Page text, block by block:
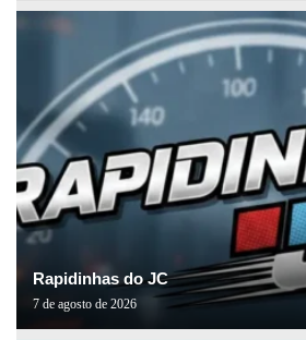
Rapidinhas do JC
7 de agosto de 2026